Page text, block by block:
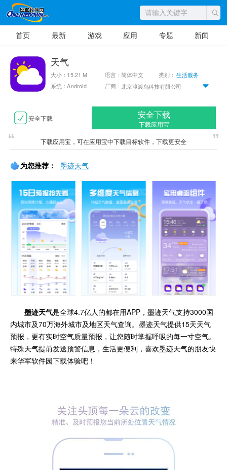
首页 最新 游戏 应用 专题 新闻
天气
大小：15.21 M 语言：简体中文 类别：生活服务
系统：Android
厂商：北京渡渡鸟科技有限公司
安全下载 安全下载
下载应用宝
下载应用宝，可在应用宝中下载目标软件，下载更安全
为您推荐： 墨迹天气
墨迹天气是全球4.7亿人的都在用APP，墨迹天气支持3000国
内城市及70万海外城市及地区天气查询。墨迹天气提供15天天气
预报，更有实时空气质量预报，让您随时掌握呼吸的每一寸空气。
特殊天气提前发送预警信息，生活更便利，喜欢墨迹天气的朋友快
来华军软件园下载体验吧！